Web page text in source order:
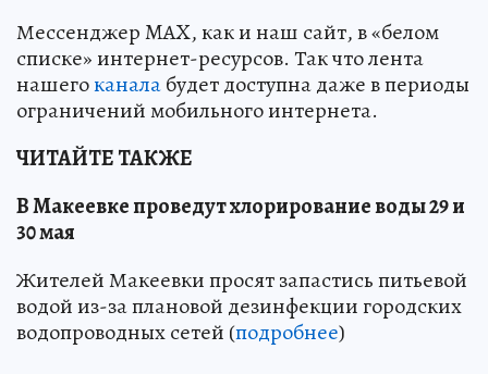
Мессенджер MAX, как и наш сайт, в «белом
списке» интернет-ресурсов. Так что лента
нашегоканалабудет доступна даже в периоды
ограничений мобильного интернета.
ЧИТАЙТЕ ТАКЖЕ
В Макеевке проведут хлорирование воды 29 и
30 мая
Жителей Макеевки просят запастись питьевой
водой из-за плановой дезинфекции городских
водопроводных сетей (подробнее)